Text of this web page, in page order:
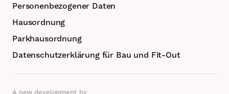
Personenbezogener Daten
Hausordnung
Parkhausordnung
Datenschutzerklärung für Bau und Fit-Out